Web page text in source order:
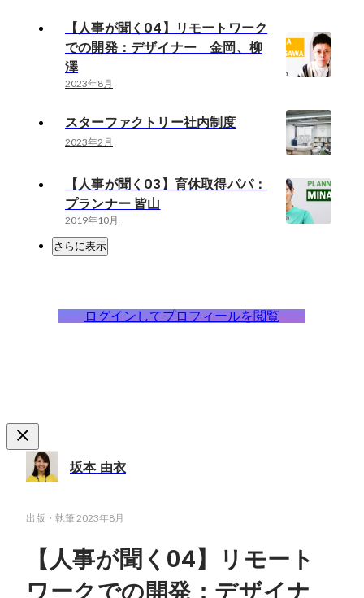
【人事が聞く04】リモートワーク
での開発：デザイナー 金岡、柳
澤
2023年8月
スターファクトリー社内制度
2023年2月
【人事が聞く03】育休取得パパ：
プランナー 皆山
2019年10月
さらに表示
ログインしてプロフィールを閲覧
坂本 由衣
出版・執筆2023年8月
【人事が聞く04】リモート